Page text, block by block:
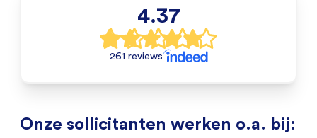
4.37
261 reviews
Onze sollicitanten werken o.a. bij: